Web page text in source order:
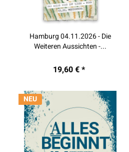
Hamburg 04.11.2026 - Die
Weiteren Aussichten -...
19,60 € *
NEU